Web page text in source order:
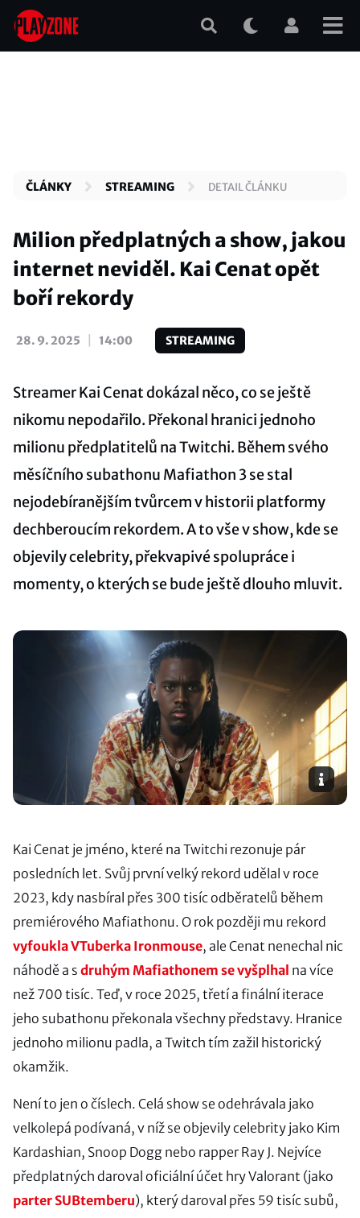
Přejít
hlavnímu
ČLÁNKY STREAMING DETAIL ČLÁNKU
Milion předplatných a show, jakou
internet neviděl. Kai Cenat opět
boří rekordy
28. 9. 2025 14:00 STREAMING
Streamer Kai Cenat dokázal něco, co se ještě
nikomu nepodařilo. Překonal hranici jednoho
milionu předplatitelů na Twitchi. Během svého
měsíčního subathonu Mafiathon 3 se stal
nejodebíranějším tvůrcem v historii platformy
dechberoucím rekordem. A to vše v show, kde se
objevily celebrity, překvapivé spolupráce i
momenty, o kterých se bude ještě dlouho mluvit.
Kai Cenat je jméno, které na Twitchi rezonuje pár
posledních let. Svůj první velký rekord udělal v roce
2023, kdy nasbíral přes 300 tisíc odběratelů během
premiérového Mafiathonu. O rok později mu rekord
vyfoukla VTuberka Ironmouse, ale Cenat nenechal nic
náhodě a s druhým Mafiathonem se vyšplhal na více
než 700 tisíc. Teď, v roce 2025, třetí a finální iterace
jeho subathonu překonala všechny představy. Hranice
jednoho milionu padla, a Twitch tím zažil historický
okamžik.
Není to jen o číslech. Celá show se odehrávala jako
velkolepá podívaná, v níž se objevily celebrity jako Kim
Kardashian, Snoop Dogg nebo rapper Ray J. Nejvíce
předplatných daroval oficiální účet hry Valorant (jako
parter SUBtemberu), který daroval přes 59 tisíc subů,